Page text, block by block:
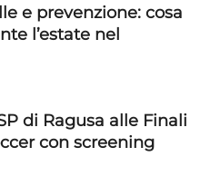
e prevenzione: cosa
l’estate nel
di Ragusa alle Finali
con screening